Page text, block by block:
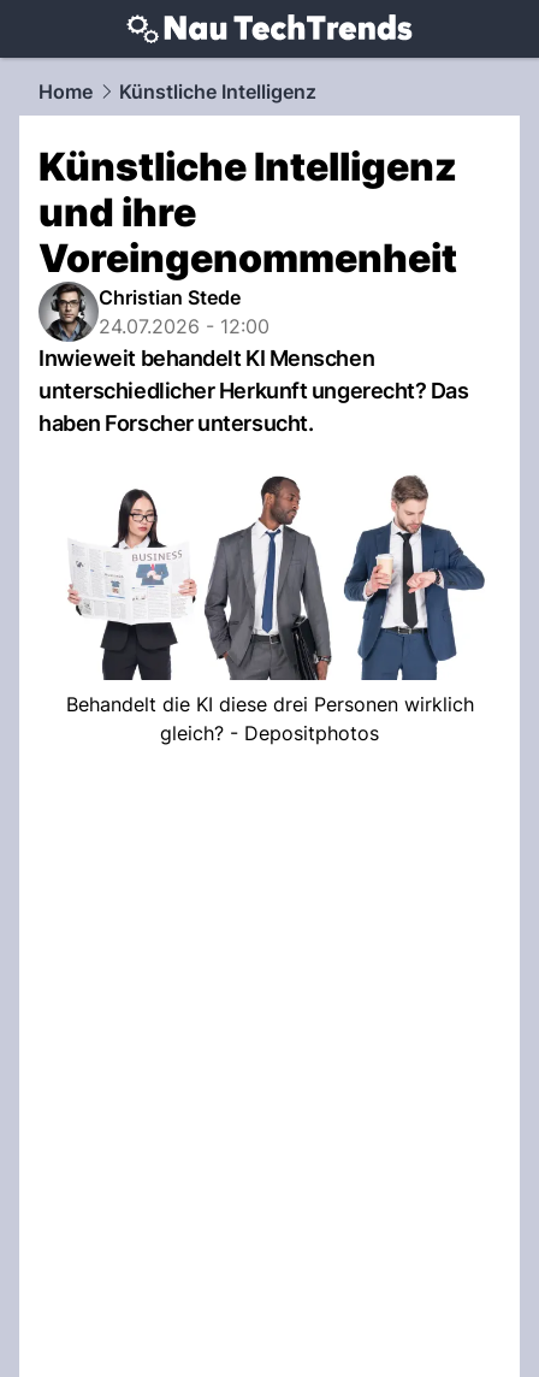
techtrends.NAU.ch
Home Künstliche Intelligenz
Künstliche Intelligenz
und ihre
Voreingenommenheit
Christian Stede
24.07.2026 - 12:00
Inwieweit behandelt KI Menschen
unterschiedlicher Herkunft ungerecht? Das
haben Forscher untersucht.
Behandelt die KI diese drei Personen wirklich
gleich? - Depositphotos